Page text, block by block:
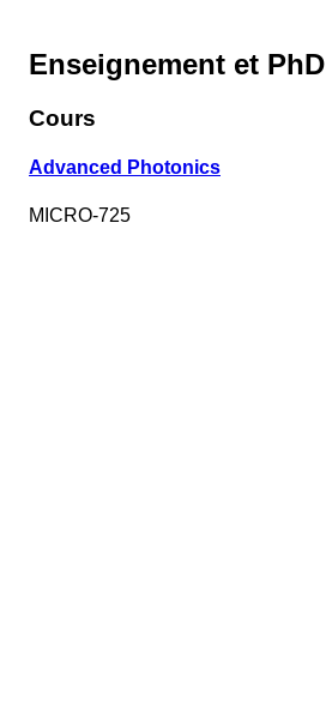
Enseignement et PhD
Cours
Advanced Photonics
MICRO-725